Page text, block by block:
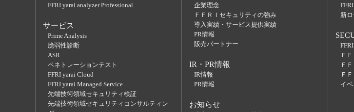
FFRI yarai analyzer Professional
サービス
Prime Analysis
脆弱性診断
ASR
ペネトレーションテスト
FFRI yarai Cloud
FFRI yarai Managed Service
先端技術領域セキュリティ検証
先端技術領域セキュリティコンサルティン
企業理念
ＦＦＲＩセキュリティの強み
導入実績・サービス提供実績
PR情報
販売パートナー
IR・PR情報
IR情報
PR情報
お知らせ
新
Ｆ
Ｆ
Ｆ
イ